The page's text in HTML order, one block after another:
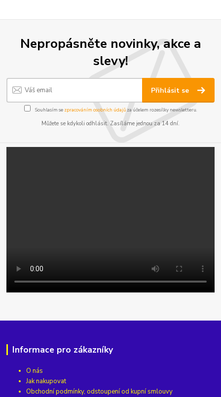
Nepropásněte novinky, akce a
slevy!
Přihlásit se
Souhlasím se zpracováním osobních údajůza účelem rozesílky newsletteru.
Můžete se kdykoli odhlásit. Zasíláme jednou za 14 dní.
Informace pro zákazníky
O nás
Jak nakupovat
Obchodní podmínky, odstoupení od kupní smlouvy